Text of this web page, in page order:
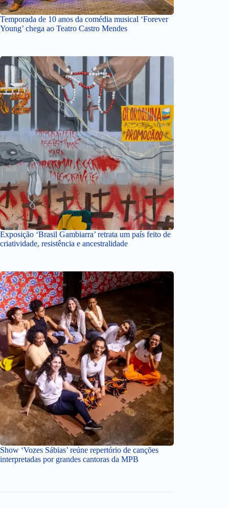
Temporada de 10 anos da comédia musical ‘Forever
Young’ chega ao Teatro Castro Mendes
Exposição ‘Brasil Gambiarra’ retrata um país feito de
criatividade, resistência e ancestralidade
Show ‘Vozes Sábias’ reúne repertório de canções
interpretadas por grandes cantoras da MPB